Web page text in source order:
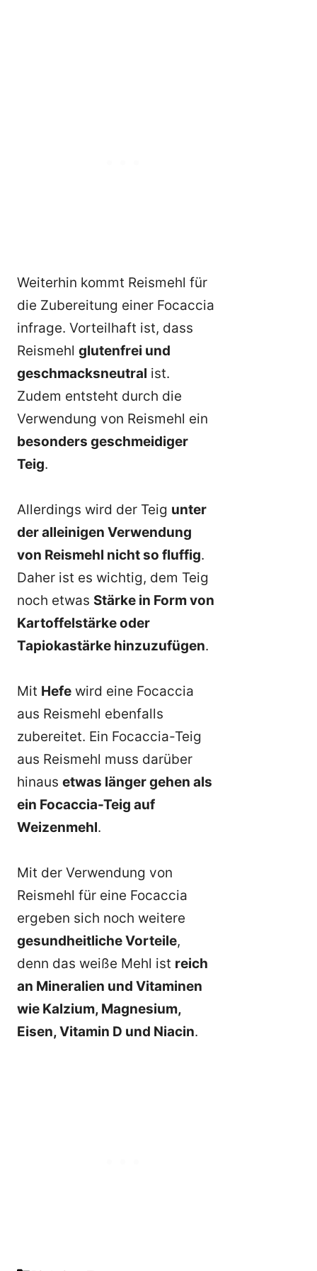
Weiterhin kommt Reismehl für
die Zubereitung einer Focaccia
infrage. Vorteilhaft ist, dass
Reismehl glutenfrei und
geschmacksneutral ist.
Zudem entsteht durch die
Verwendung von Reismehl ein
besonders geschmeidiger
Teig.
Allerdings wird der Teig unter
der alleinigen Verwendung
von Reismehl nicht so fluffig.
Daher ist es wichtig, dem Teig
noch etwas Stärke in Form von
Kartoffelstärke oder
Tapiokastärke hinzuzufügen.
Mit Hefe wird eine Focaccia
aus Reismehl ebenfalls
zubereitet. Ein Focaccia-Teig
aus Reismehl muss darüber
hinaus etwas länger gehen als
ein Focaccia-Teig auf
Weizenmehl.
Mit der Verwendung von
Reismehl für eine Focaccia
ergeben sich noch weitere
gesundheitliche Vorteile,
denn das weiße Mehl ist reich
an Mineralien und Vitaminen
wie Kalzium, Magnesium,
Eisen, Vitamin D und Niacin.